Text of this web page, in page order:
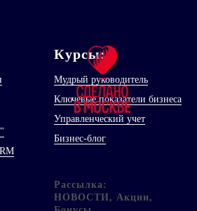
Курсы:
Мудрый руководитель
Ключевые показатели бизнеса
Управленческий учет
Бизнес-блог
Рассылка:
НОВОСТИ, Акции,